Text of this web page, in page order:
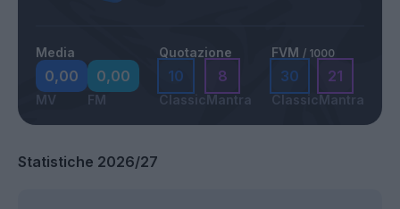
Media
0,00
MV
0,00
FM
Quotazione
10
Classic
8
Mantra
FVM / 1000
30
Classic
21
Mantra
Statistiche 2026/27